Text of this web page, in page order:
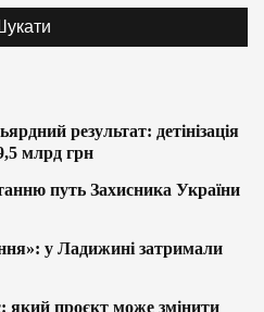
результат: детінізація
млрд грн
путь Захисника України
у Ладижині затримали
який проєкт може змінити